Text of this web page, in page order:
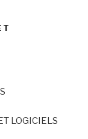
LOGICIELS